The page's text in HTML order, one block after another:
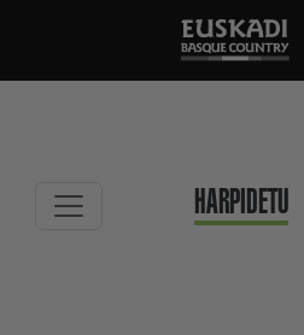
HARPIDETU